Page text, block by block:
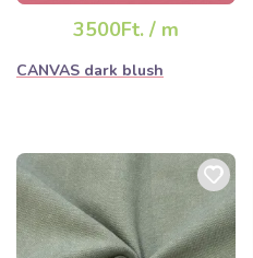
elfogyhat!
3500Ft. / m
CANVAS dark blush